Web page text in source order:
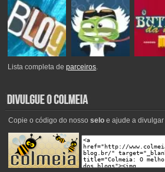
Lista completa deparceiros.
Copie o código do nosso seloe ajude a divulgar